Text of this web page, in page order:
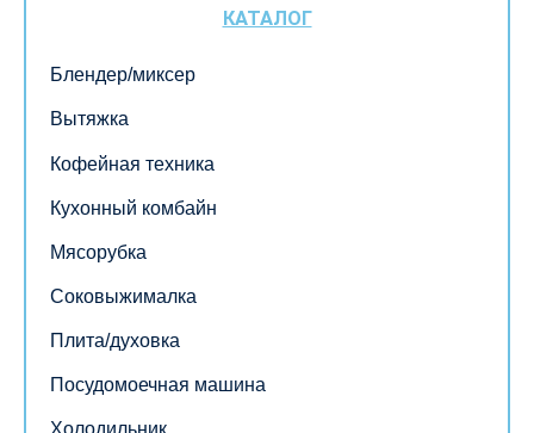
КАТАЛОГ
Блендер/миксер
Вытяжка
Кофейная техника
Кухонный комбайн
Мясорубка
Соковыжималка
Плита/духовка
Посудомоечная машина